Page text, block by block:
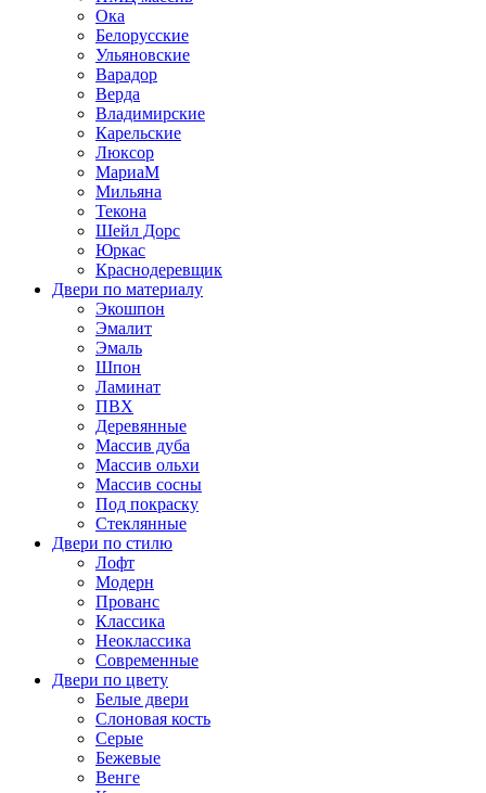
Ока
Белорусские
Ульяновские
Варадор
Верда
Владимирские
Карельские
Люксор
МариаМ
Мильяна
Текона
Шейл Дорс
Юркас
Краснодеревщик
Двери по материалу
Экошпон
Эмалит
Эмаль
Шпон
Ламинат
ПВХ
Деревянные
Массив дуба
Массив ольхи
Массив сосны
Под покраску
Стеклянные
Двери по стилю
Лофт
Модерн
Прованс
Классика
Неоклассика
Современные
Двери по цвету
Белые двери
Слоновая кость
Серые
Бежевые
Венге